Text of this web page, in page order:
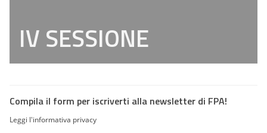
IV SESSIONE
Compila il form per iscriverti alla newsletter di FPA!
Leggi l'informativa privacy